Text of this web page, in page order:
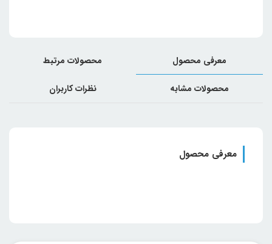
معرفی محصول محصولات مرتبط
محصولات مشابه نظرات کاربران
معرفی محصول